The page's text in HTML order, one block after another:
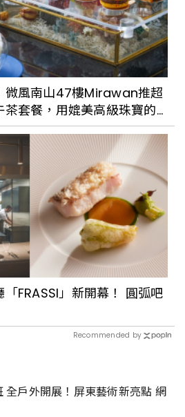
微風南山47樓Mirawan推超
套餐，用媲美高級珠寶的
心
FRASSI」新開幕！ 圓弧吧
Recommended by
全戶外開展！屏東藝術新亮點 網